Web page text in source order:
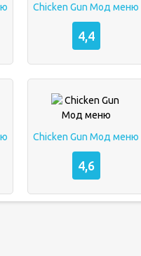
Chicken Gun Мод меню
4,4
Chicken Gun Мод меню
4,6